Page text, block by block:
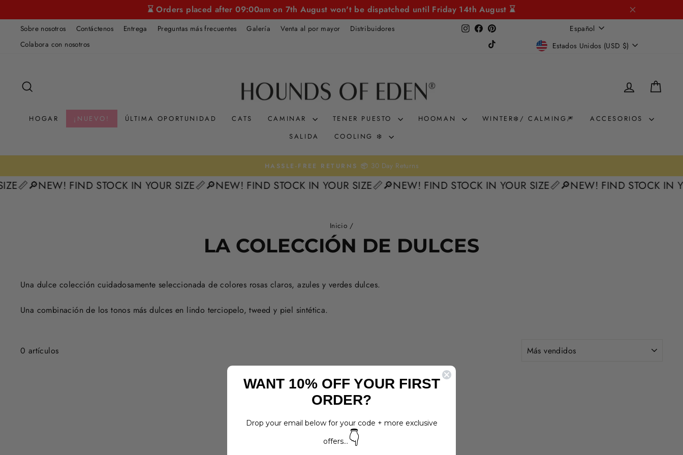
directamente
contenido
⌛ Orders placed after 09:00am on 7th August won't be dispatched until Friday 14th August ⌛
Sobre nosotros Contáctenos Entrega Preguntas más frecuentes Galería Venta al por mayor
Distribuidores
Colabora con nosotros
Instagram
Facebook
Pinterest
TikTok
IDIOMA
Español
MONEDA
Estados Unidos (USD $)
INGRESAR
HOGAR ¡NUEVO! ÚLTIMA OPORTUNIDAD CATS CAMINAR TENER PUESTO HOOMAN WINTER❄️/ CALMING🎆
ACCESORIOS
SALIDA
COOLING ❄️
diapositivas
pausa
HASSLE-FREE RETURNS 📦 30 Day Returns
🔎NEW! FIND STOCK IN YOUR SIZE📏🔎NEW! FIND STOCK IN YOUR SIZE📏🔎NEW! FIND STOCK IN YOUR SIZE📏🔎NEW! FIND STOCK IN
Inicio /
LA COLECCIÓN DE DULCES
Una dulce colección cuidadosamente seleccionada de colores rosas claros, azules y verdes dulces.
Una combinación de los tonos más dulces en lindo terciopelo, tweed y piel sintética.
0 artículos
WANT 10% OFF YOUR FIRST
ORDER?
Drop your email below for your code + more exclusive
offers... 👇